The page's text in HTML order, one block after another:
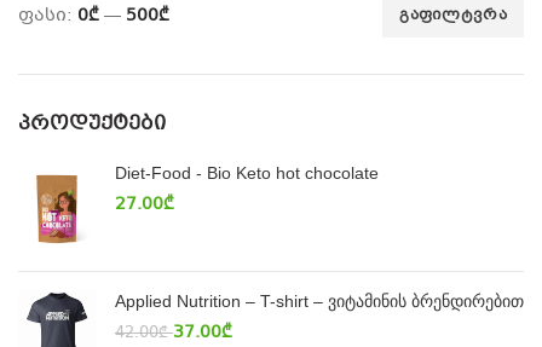
ᲒᲐᲤᲘᲚᲢᲕᲠᲐ
ფასი: 0₾— 500₾
ᲞᲠᲝᲓᲣᲥᲢᲔᲑᲘ
Diet-Food - Bio Keto hot chocolate
27.00₾
Applied Nutrition – T-shirt – ვიტამინის ბრენდირებით
42.00₾ 37.00₾